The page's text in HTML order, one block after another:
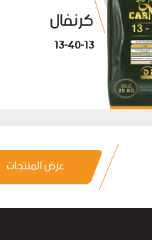
كرنفال
13-40-13
عرض المنتجات